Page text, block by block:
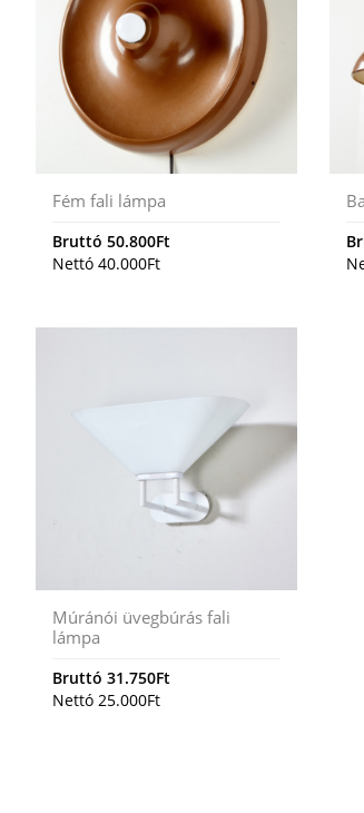
Fém fali lámpa
Bruttó 50.800Ft
Nettó 40.000Ft
Múránói üvegbúrás fali
lámpa
Bruttó 31.750Ft
Nettó 25.000Ft